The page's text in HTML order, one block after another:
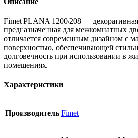
Описание
Fimet PLANA 1200/208 — декоративная
предназначенная для межкомнатных
отличается современным дизайном с
поверхностью, обеспечивающей
долговечность при использовании в
помещениях.
Характеристики
Производитель Fimet